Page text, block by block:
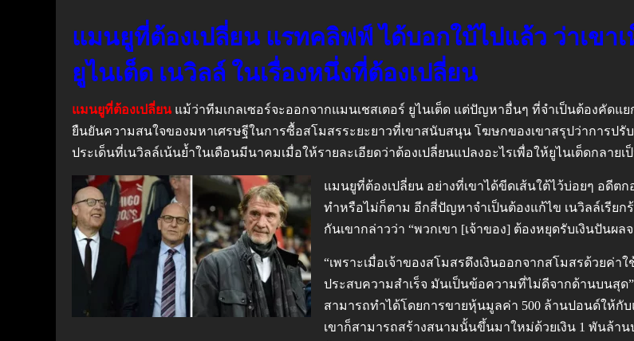
แมนยูที่ต้องเปลี่ยน แรทคลิฟฟ์ ได้บอกใบ้ไปแล้ว ว่าเข
ยูไนเต็ด เนวิลล์ ในเรื่องหนึ่งที่ต้องเปลี่ยน
แมนยูที่ต้องเปลี่ยนแม้ว่าทีมเกลเซอร์จะออกจากแมนเชสเตอร์ ยูไนเต็ด แต่ปัญหาอื่นๆ ที่จำเป็นต้องคัด
ยืนยันความสนใจของมหาเศรษฐีในการซื้อสโมสรระยะยาวที่เขาสนับสนุน โฆษกของเขาสรุปว่าการป
ประเด็นที่เนวิลล์เน้นย้ำในเดือนมีนาคมเมื่อให้รายละเอียดว่าต้องเปลี่ยนแปลงอะไรเพื่อให้ยูไนเต็ดกลายเ
แมนยูที่ต้องเปลี่ยน อย่างที่เขาได้ขีดเส้นใต้ไว้บ่อยๆ อดีต
ทำหรือไม่ก็ตาม อีกสี่ปัญหาจำเป็นต้องแก้ไข เนวิลล์เรีย
กันเขากล่าวว่า “พวกเขา [เจ้าของ] ต้องหยุดรับเงินปันผ
“เพราะเมื่อเจ้าของสโมสรดึงเงินออกจากสโมสรด้วยค่
ประสบความสำเร็จ มันเป็นข้อความที่ไม่ดีจากด้านบนสุด
สามารถทำได้โดยการขายหุ้นมูลค่า 500 ล้านปอนด์ให้
เขาก็สามารถสร้างสนามนั้นขึ้นมาใหม่ด้วยเงิน 1 พันล้า